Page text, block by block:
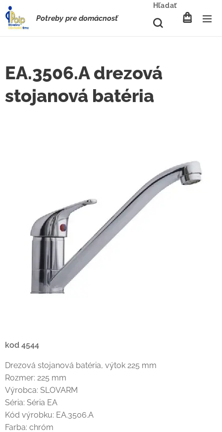
Potreby pre domácnosť
Hľadať
EA.3506.A drezová
stojanová batéria
kod 4544
Drezová stojanová batéria, výtok 225 mm
Rozmer: 225 mm
Výrobca: SLOVARM
Séria: Séria EA
Kód výrobku: EA.3506.A
Farba: chróm